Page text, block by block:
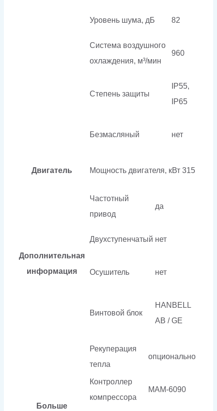
Уровень шума, дБ 82
Система воздушного
охлаждения, м³/мин
960
Степень защиты
IP55,
IP65
Безмасляный нет
Двигатель Мощность двигателя, кВт 315
Дополнительная
информация
Частотный
привод
да
Двухступенчатый нет
Осушитель нет
Винтовой блок
HANBELL
AB / GE
Больше
Рекуперация
тепла
опционально
Контроллер
компрессора
МАМ-6090